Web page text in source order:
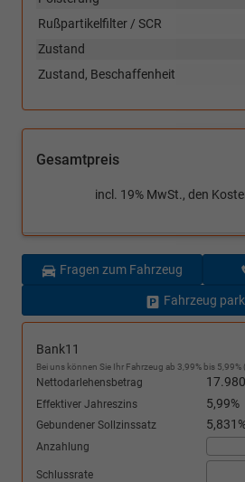
Rußpartikelfilter / SCR
Zustand
Zustand, Beschaffenheit
Gesamtpreis
incl. 19% MwSt., den
Fragen zum Fahrzeug
Fahrzeug
Bank11
Bei uns können Sie Ihr Fahrzeug ab 3,99% bis
Nettodarlehensbetrag
Effektiver Jahreszins 5,99%
Gebundener Sollzinssatz
Anzahlung
Schlussrate